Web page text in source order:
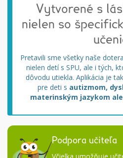
Vytvorené s
nielen so
Pretavili sme všetky naše
nielen detí s SPU, ale i tých,
dôvodu utiekla. Aplikácia je
pre deti s autizmom,
materinským jazykom
Podpora učiteľa